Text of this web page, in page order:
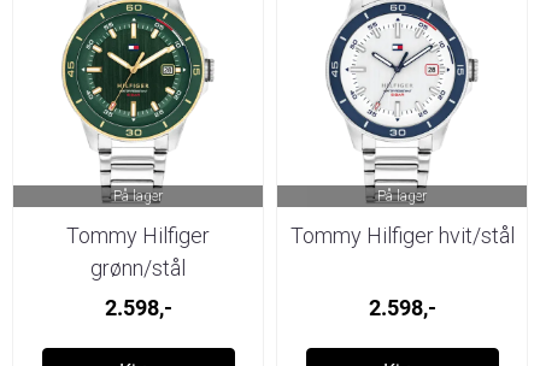
På lager
Tommy Hilfiger
grønn/stål
2.598,-
På lager
Tommy Hilfiger hvit/stål
2.598,-